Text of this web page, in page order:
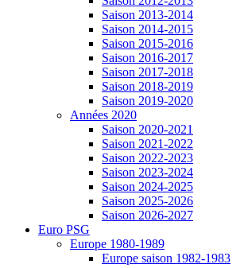
Saison 2013-2014
Saison 2014-2015
Saison 2015-2016
Saison 2016-2017
Saison 2017-2018
Saison 2018-2019
Saison 2019-2020
Années 2020
Saison 2020-2021
Saison 2021-2022
Saison 2022-2023
Saison 2023-2024
Saison 2024-2025
Saison 2025-2026
Saison 2026-2027
Euro PSG
Europe 1980-1989
Europe saison 1982-1983